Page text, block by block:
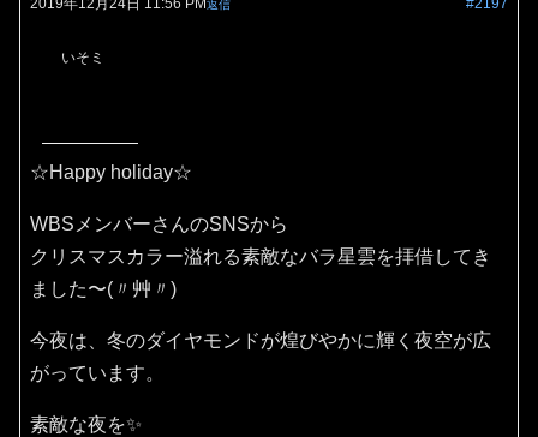
2019年12月24日 11:56 PM #2197
返信
いそミ
☆Happy holiday☆
WBSメンバーさんのSNSから
クリスマスカラー溢れる素敵なバラ星雲を拝借してき
ました〜(〃艸〃)
今夜は、冬のダイヤモンドが煌びやかに輝く夜空が広
がっています。
素敵な夜を✨